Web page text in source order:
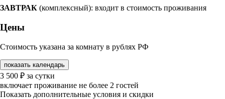
ЗАВТРАК (комплексный): входит в стоимость проживания
Цены
Стоимость указана за комнату в рублях РФ
показать календарь
3 500 ₽ за сутки
включает проживание не более 2 гостей
Показать дополнительные условия и скидки